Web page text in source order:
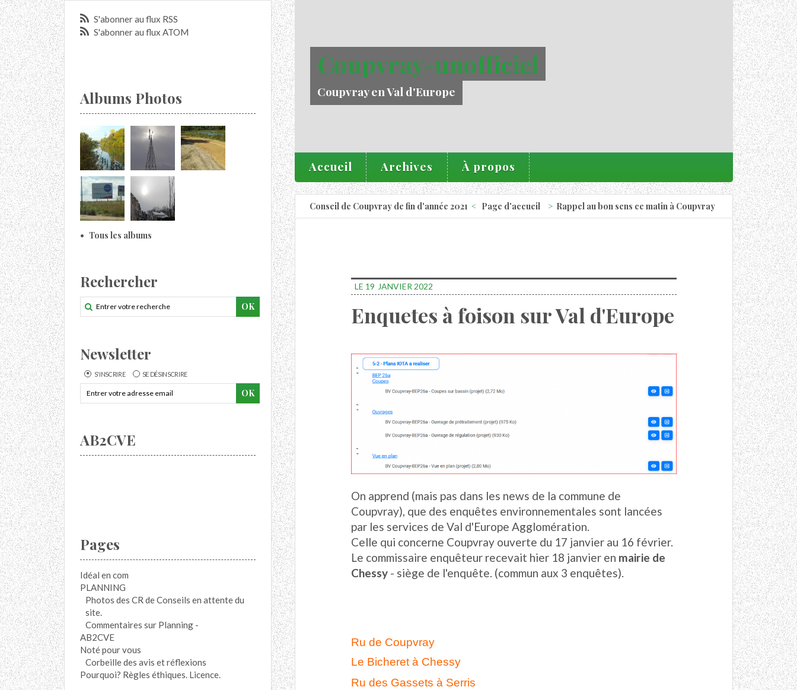
S'abonner au flux RSS
S'abonner au flux ATOM
Albums Photos
Tous les albums
Rechercher
Newsletter
S'INSCRIRE SE DÉSINSCRIRE
AB2CVE
Pages
Idéal en com
PLANNING
Photos des CR de Conseils en attente du
site.
Commentaires sur Planning -
AB2CVE
Noté pour vous
Corbeille des avis et réflexions
Pourquoi? Règles éthiques. Licence.
Coupvray-unofficiel
Coupvray en Val d'Europe
Accueil Archives À propos
Conseil de Coupvray de fin d'année 2021 Page d'accueil Rappel au bon sens ce matin à Coupvray
LE 19 JANVIER 2022
Enquetes à foison sur Val d'Europe
On apprend (mais pas dans les news de la commune de
Coupvray), que des enquêtes environnementales sont lancées
par les services de Val d'Europe Agglomération.
Celle qui concerne Coupvray ouverte du 17 janvier au 16 février.
Le commissaire enquêteur recevait hier 18 janvier en mairie de
Chessy- siège de l'enquête. (commun aux 3 enquêtes).
Ru de Coupvray
Le Bicheret à Chessy
Ru des Gassets à Serris